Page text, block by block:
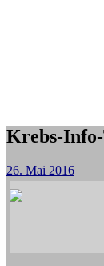
Krebs-Info-
26. Mai 2016